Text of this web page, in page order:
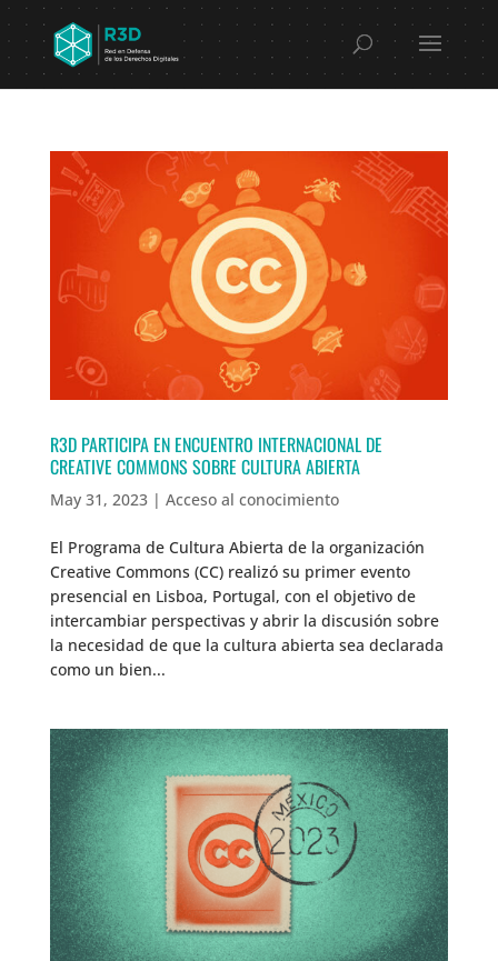
R3D PARTICIPA EN ENCUENTRO INTERNACIONAL DE
CREATIVE COMMONS SOBRE CULTURA ABIERTA
May 31, 2023| Acceso al conocimiento
El Programa de Cultura Abierta de la organización
Creative Commons (CC) realizó su primer evento
presencial en Lisboa, Portugal, con el objetivo de
intercambiar perspectivas y abrir la discusión sobre
la necesidad de que la cultura abierta sea declarada
como un bien...